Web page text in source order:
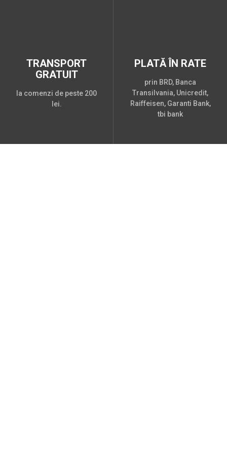
TRANSPORT
GRATUIT
la comenzi de peste 200
lei.
PLATĂ ÎN RATE
prin BRD, Banca
Transilvania, Unicredit,
Raiffeisen, Garanti Bank,
tbi bank